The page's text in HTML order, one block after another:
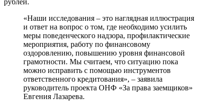
«Наши исследования – это наглядная иллюстрация
и ответ на вопрос о том, где необходимо усилить
меры поведенческого надзора, профилактические
мероприятия, работу по финансовому
оздоровлению, повышению уровня финансовой
грамотности. Мы считаем, что ситуацию пока
можно исправить с помощью инструментов
ответственного кредитования», – заявила
руководитель проекта ОНФ «За права заемщиков»
Евгения Лазарева.